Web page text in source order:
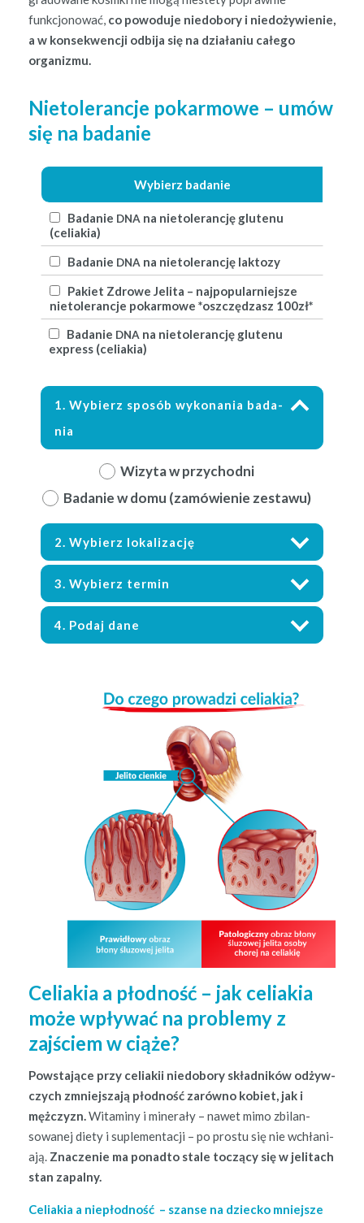
funkcjonować, co powodu­je niedobo­ry i niedoży­wie­nie,
a w kon­sek­wencji odbi­ja się na dzi­ała­niu całego
organizmu.
Nietolerancje pokarmowe – umów
się na badanie
Wybierz badanie
Badanie DNA na nietol­er­ancję glutenu
(celi­akia)
Badanie DNA na nietol­er­ancję laktozy
Paki­et Zdrowe Jeli­ta – najpop­u­larniejsze
nietol­er­anc­je pokar­mowe *oszczędza­sz 100zł*
Badanie DNA na nietol­er­ancję glutenu
express (celi­akia)
1. Wybierz sposób wyko­na­nia bada­
nia
Wiz­y­ta w przychodni
Badanie w domu (zamówie­nie zestawu)
2. Wybierz lokaliza­cję
3. Wybierz ter­min
4. Podaj dane
Celiakia a płodność – jak celiakia
może wpływać na problemy z
zajściem w ciąże?
Pow­sta­jące przy celi­akii niedobo­ry skład­ników odży­w­
czych zmniejsza­ją płod­ność zarówno kobi­et, jak i
mężczyzn.Wit­a­miny i min­er­ały – nawet mimo zbi­lan­
sowanej diety i suple­men­tacji – po pros­tu się nie wchła­ni­
a­ją. Znacze­nie ma pon­ad­to stale toczą­cy się w jeli­tach
stan zapalny.
Celi­akia a niepłod­ność – szanse na dziecko mniejsze